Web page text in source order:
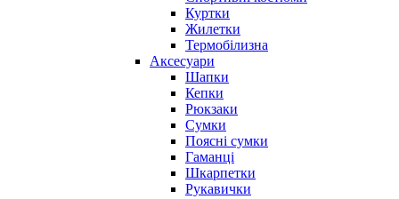
Куртки
Жилетки
Термобілизна
Аксесуари
Шапки
Кепки
Рюкзаки
Сумки
Поясні сумки
Гаманці
Шкарпетки
Рукавички